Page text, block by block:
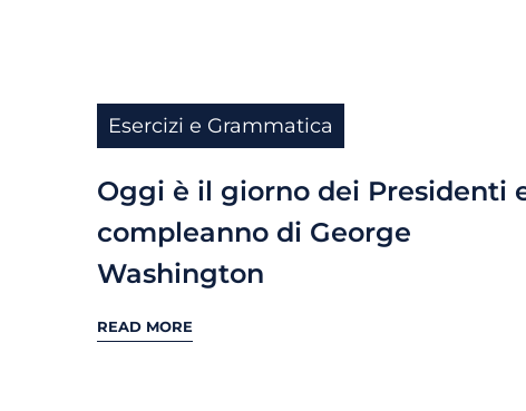
Esercizi e Grammatica
Oggi è il giorno dei Presidenti
compleanno di George
Washington
READ MORE